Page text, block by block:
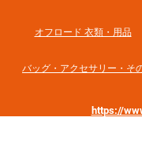
オフロード 衣類・用品
バッグ・アクセサリー・そ
https://